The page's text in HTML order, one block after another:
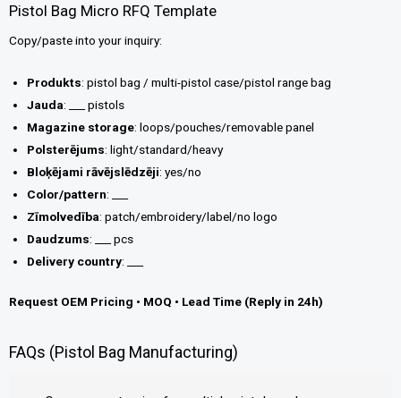
Pistol Bag Micro RFQ Template
Copy/paste into your inquiry:
Produkts: pistol bag / multi-pistol case/pistol range bag
Jauda: ___ pistols
Magazine storage: loops/pouches/removable panel
Polsterējums: light/standard/heavy
Bloķējami rāvējslēdzēji: yes/no
Color/pattern: ___
Zīmolvedība: patch/embroidery/label/no logo
Daudzums: ___ pcs
Delivery country: ___
Request OEM Pricing • MOQ • Lead Time (Reply in 24h)
FAQs (Pistol Bag Manufacturing)